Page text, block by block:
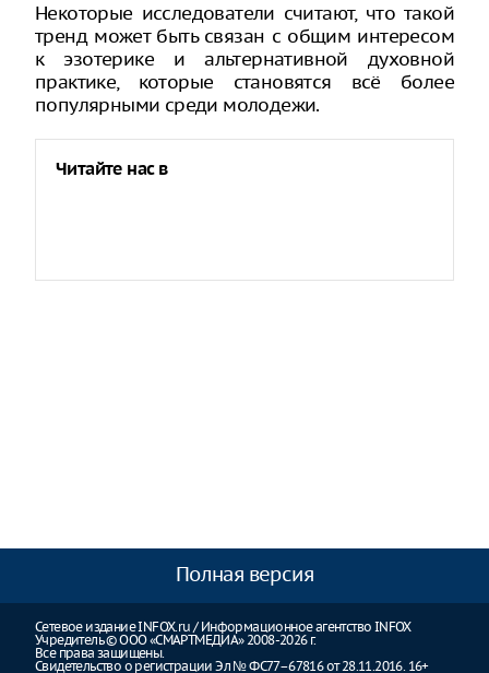
Некоторые исследователи считают, что такой
тренд может быть связан с общим интересом
к эзотерике и альтернативной духовной
практике, которые становятся всё более
популярными среди молодежи.
Читайте нас в
Полная версия
Сетевое издание INFOX.ru / Информационное агентство INFOX
Учредитель © ООО «СМАРТМЕДИА» 2008-2026 г.
Все права защищены.
Свидетельство о регистрации Эл № ФС77–67816 от 28.11.2016. 16+